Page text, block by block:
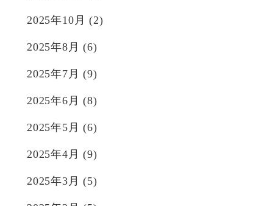
2025年10月 (2)
2025年8月 (6)
2025年7月 (9)
2025年6月 (8)
2025年5月 (6)
2025年4月 (9)
2025年3月 (5)